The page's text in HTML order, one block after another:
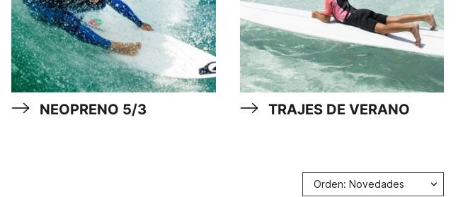
NEOPRENO 5/3 TRAJES DE VERANO
Orden: Novedades